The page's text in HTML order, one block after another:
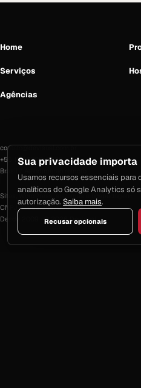
Home
Serviços
Agências
contato@devisual.com.br
+55 13 99700-9332
Brasil / Atendimento remoto
Sites, WordPress, sistemas e hospedagem
CNPJ 41.682.346/0001-02
Desde 2009 · © 2026 Devisual
Sua privacidade importa
Usamos recursos essenciais para
analíticos do Google Analytics só
autorização. Saiba mais.
Recusar opcionais